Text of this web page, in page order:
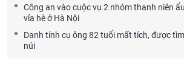
Công an vào cuộc vụ 2 nhóm thanh niên
vỉa hè ở Hà Nội
Danh tính cụ ông 82 tuổi mất tích, được
núi